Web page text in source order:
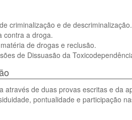
criminalização e de descriminalização.
contra a droga.
de drogas e reclusão.
de Dissuasão da
através de duas provas escritas e da
pontualidade e participação